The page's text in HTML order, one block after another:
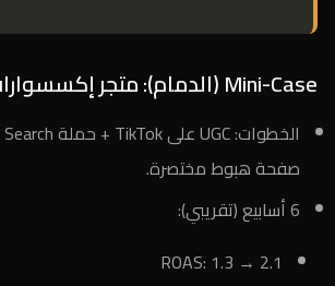
Mini-Case (الدمام): متجر إكسسوارات إلكترونية
صفحة هبوط مختصرة.
6 أسابيع (تقريبي):
ROAS: 1.3 → 2.1